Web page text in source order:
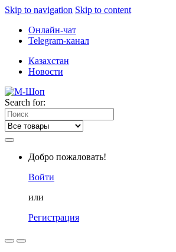
Skip to navigation Skip to content
Онлайн-чат
Telegram-канал
Казахстан
Новости
Search for:
Добро пожаловать!
Войти
или
Регистрация